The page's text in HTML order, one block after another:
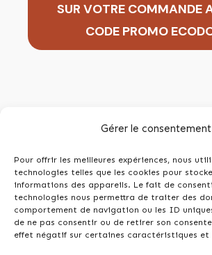
Gérer le consentement
Pour offrir les meilleures expériences, nous
technologies telles que les cookies pour
informations des appareils. Le fait de
technologies nous permettra de traiter des
comportement de navigation ou les ID
de ne pas consentir ou de retirer son
effet négatif sur certaines caractéristiques et
SUR VOTRE COMMANDE
CODE PROMO
L'avis des clients sur
domiciliation
LegalPlace domiciliation affiche
moyenne de 4,4/5 sur Trustpilot